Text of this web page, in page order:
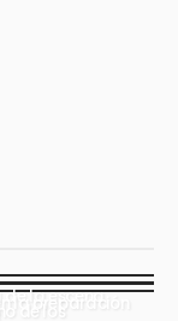
la escena
la preparación
de los